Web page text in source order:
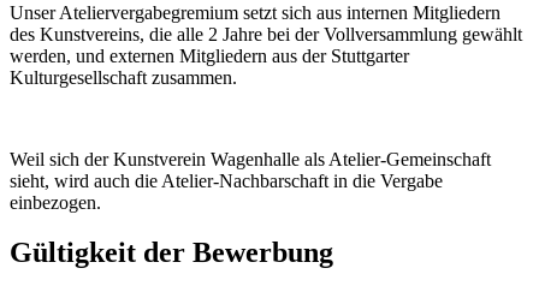
Unser Ateliervergabegremium setzt sich aus internen Mitgliedern
des Kunstvereins, die alle 2 Jahre bei der Vollversammlung gewählt
werden, und externen Mitgliedern aus der Stuttgarter
Kulturgesellschaft zusammen.
Weil sich der Kunstverein Wagenhalle als Atelier-Gemeinschaft
sieht, wird auch die Atelier-Nachbarschaft in die Vergabe
einbezogen.
Gültigkeit der Bewerbung